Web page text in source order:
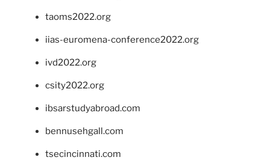
taoms2022.org
iias-euromena-conference2022.org
ivd2022.org
csity2022.org
ibsarstudyabroad.com
bennusehgall.com
tsecincinnati.com